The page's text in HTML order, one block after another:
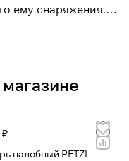
ему снаряжения. С
бизнес,
и разработки,
и патентов,
фонарь. Petzl
и скалолазного
₽
налобный PETZL